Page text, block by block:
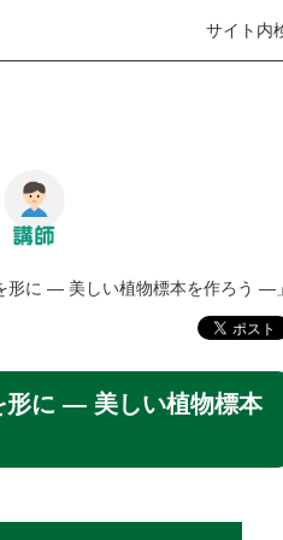
サイト内
形に ― 美しい植物標本を作ろう ―
に ― 美しい植物標本